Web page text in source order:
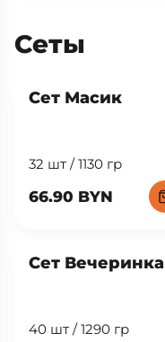
Сеты
Сет Масик
32 шт / 1130 гр
66.90 BYN
Сет Вечеринка
40 шт / 1290 гр